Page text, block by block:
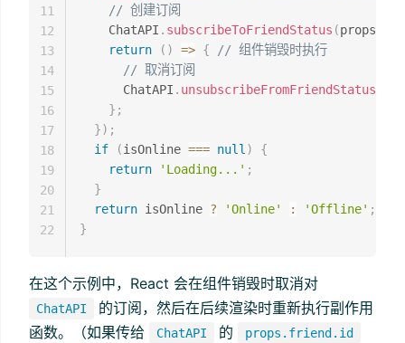
// 创建订阅
    ChatAPI
. subscribeToFriendStatus (props
return
( ) => {
// 组件销毁时执行
// 取消订阅
      ChatAPI
. unsubscribeFromFriendStatus
} ;
}) ;
if
(isOnline === null )
{
return
'Loading...' ;
}
return isOnline ? 'Online' : 'Offline' ;
}
11
12
13
14
15
16
17
18
19
20
21
22
在这个示例中，React 会在组件销毁时取消对
ChatAPI
的订阅，然后在后续渲染时重新执行副作用
函数。（如果传给
ChatAPI 的 props.friend.id